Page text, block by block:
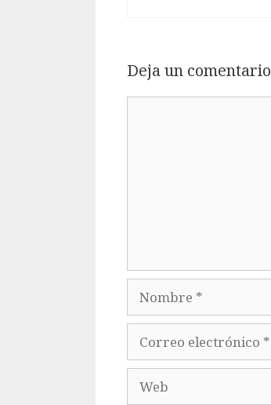
Deja un comentario
Nombre
electrónico